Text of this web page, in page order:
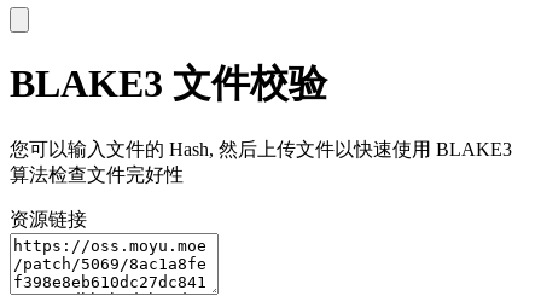
BLAKE3 文件校验
您可以输入文件的 Hash, 然后上传文件以快速使用 BLAKE3
算法检查文件完好性
资源链接